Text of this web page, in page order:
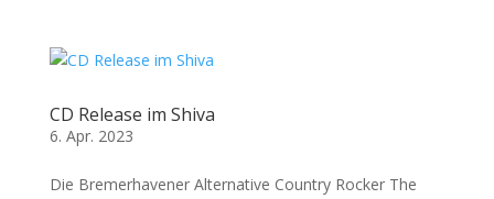
CD Release im Shiva
6. Apr. 2023
Die Bremerhavener Alternative Country Rocker The